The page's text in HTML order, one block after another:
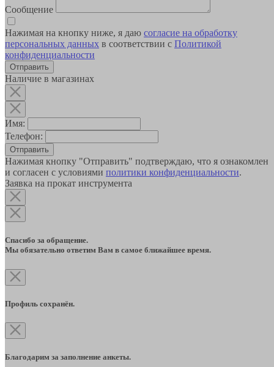
Сообщение
Нажимая на кнопку ниже, я даю согласие на обработку
персональных данных в соответствии с Политикой
конфиденциальности
Наличие в магазинах
Имя:
Телефон:
Отправить
Нажимая кнопку "Отправить" подтверждаю, что я ознакомлен
и согласен с условиями политики конфиденциальности.
Заявка на прокат инструмента
Спасибо за обращение.
Мы обязательно ответим Вам в самое ближайшее время.
Профиль сохранён.
Благодарим за заполнение анкеты.